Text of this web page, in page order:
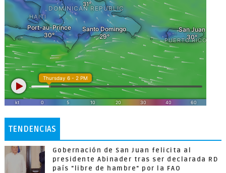
TENDENCIAS
Gobernación de San Juan felicita al
presidente Abinader tras ser declarada RD
país "libre de hambre" por la FAO